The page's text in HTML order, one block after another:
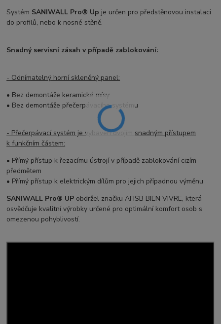
Systém SANIWALL Pro® Up je určen pro předstěnovou instalaci
do profilů, nebo k nosné stěně.
Snadný servisní zásah v případě zablokování:
- Odnímatelný horní skleněný panel:
• Bez demontáže keramické mísy
• Bez demontáže přečerpávacího systému
- Přečerpávací systém je vybaven dvojím snadným přístupem
k funkčním částem:
• Přímý přístup k řezacímu ústrojí v případě zablokování cizím
předmětem
• Přímý přístup k elektrickým dílům pro jejich případnou výměnu
SANIWALL Pro® UP obdržel značku AFISB BIEN VIVRE, která
osvědčuje kvalitní výrobky určené pro optimální komfort osob s
omezenou pohyblivostí.